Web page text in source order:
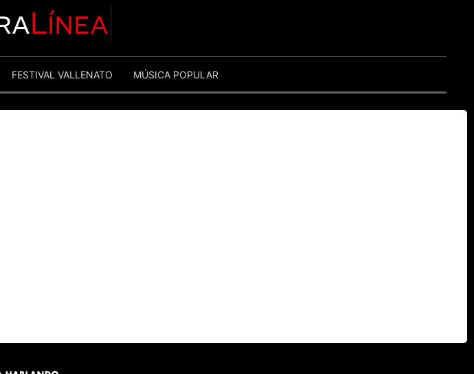
Línea
FESTIVAL VALLENATO MÚSICA POPULAR